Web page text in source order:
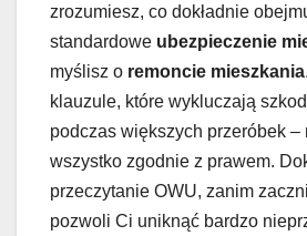
zrozumiesz, co dokładnie
standardowe ubezpieczenie
myślisz o remoncie mieszkania
klauzule, które wykluczają
podczas większych przeróbek –
wszystko zgodnie z prawem.
przeczytanie OWU, zanim
pozwoli Ci uniknąć bardzo